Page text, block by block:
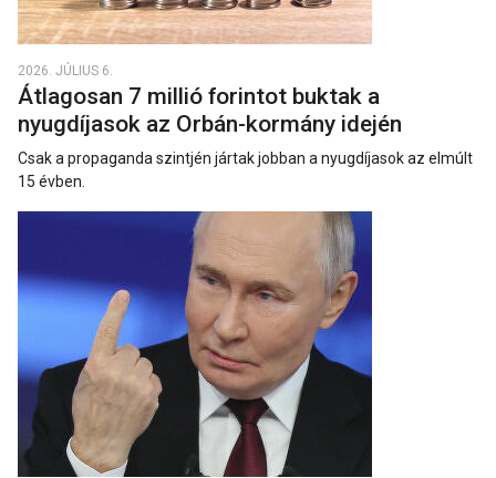
2026. JÚLIUS 6.
Átlagosan 7 millió forintot buktak a
nyugdíjasok az Orbán-kormány idején
Csak a propaganda szintjén jártak jobban a nyugdíjasok az elmúlt
15 évben.